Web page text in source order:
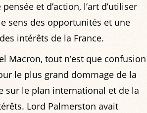
et d’action, l’art d’utiliser
sens des opportunités et une
intérêts de la France.
Macron, tout n’est que confusion
le plus grand dommage de la
sur le plan international et de la
Lord Palmerston avait